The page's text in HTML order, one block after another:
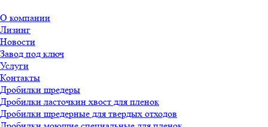
О компании
Лизинг
Новости
Завод под ключ
Услуги
Контакты
Дробилки шредеры
Дробилки ласточкин хвост для пленок
Дробилки шредерные для твердых отходов